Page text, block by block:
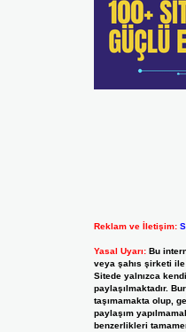
Reklam ve İletişim:
Yasal Uyarı: Bu
veya şahıs şirketi ile
Sitede yalnızca
paylaşılmaktadır.
taşımamakta olup,
paylaşım
benzerlikleri